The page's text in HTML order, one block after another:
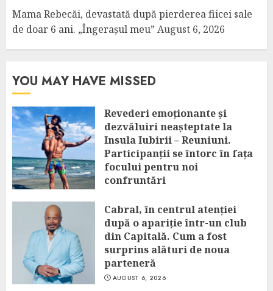
Mama Rebecăi, devastată după pierderea fiicei sale
de doar 6 ani. „Îngerașul meu” August 6, 2026
YOU MAY HAVE MISSED
Revederi emoționante și
dezvăluiri neașteptate la
Insula Iubirii – Reuniuni.
Participanții se întorc în fața
focului pentru noi
confruntări
Cabral, în centrul atenției
după o apariție într-un club
din Capitală. Cum a fost
surprins alături de noua
parteneră
AUGUST 6, 2026